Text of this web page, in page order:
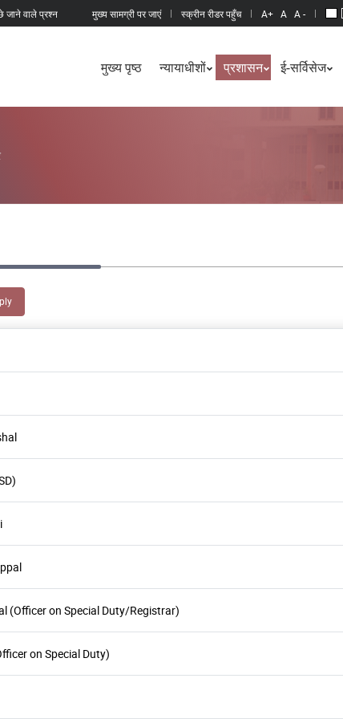
जाने वाले प्रश्न मुख्य सामग्री पर जाएं स्क्रीन रीडर पहुँच A+ A A -
मुख्य पृष्ठ न्यायाधीशों प्रशासन ई-सर्विसेज
(Officer on Special Duty/Registrar)
on Special Duty)